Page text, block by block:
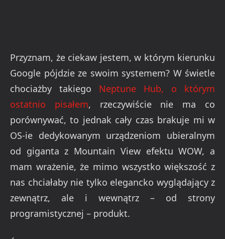
Przyznam, że ciekaw jestem, w którym kierunku
Google pójdzie ze swoim systemem? W świetle
chociażby takiego Neptune Hub, o którym
ostatnio pisałem, rzeczywiście nie ma co
porównywać, to jednak cały czas brakuje mi w
OS-ie dedykowanym urządzeniom ubieralnym
od giganta z Mountain View efektu WOW, a
mam wrażenie, że mimo wszystko większość z
nas chciałaby nie tylko elegancko wyglądający z
zewnątrz, ale i wewnątrz – od strony
programistycznej – produkt.